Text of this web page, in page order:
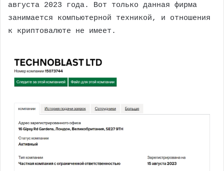
августа 2023 года. Вот только данная фирма
занимается компьютерной техникой, и отношения
к криптовалюте не имеет.